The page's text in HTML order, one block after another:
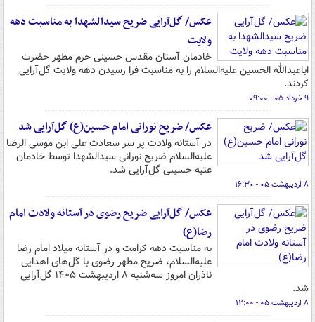
عکس/ گل‌آرایی ضریح سیدالشهدا به مناسبت دهه
ولایت
خادمان آستان مقدس حسینی حرم مطهر حضرت
اباعبدالله الحسین علیه‌السلام را به مناسبت فرا رسیدن دهه ولایت گل‌آرایی
کردند.
۹ خرداد ۰۵ - ۰۹:۰۰
عکس/ ضریح نورانی امام حسین(ع) گل‌آرایی شد
در آستانه ولادت پر سر سعادت علی ابن موسی الرضا
علیه‌السلام ضریح نورانی سیدالشهدا توسط خادمان
عتبه حسینی گل‌آرایی شد.
۸ اردیبهشت ۰۵ - ۱۶:۳۰
عکس/ گل‌آرایی ضریح رضوی در آستانه ولادت امام
رضا(ع)
به مناسبت دهه کرامت و در آستانه میلاد امام رضا
علیه‌السلام، ضریح مطهر رضوی با گل‌های اهدایی
ناذران امروز سه‌شنبه ٨ اردیبهشت ١۴٠۵ گل‌آرایی
شد.
۸ اردیبهشت ۰۵ - ۱۲:۰۰